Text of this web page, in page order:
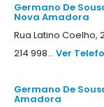
Germano De
Nova Amadora
Rua Latino Coelho,
214 998... Ver
Germano De
Amadora